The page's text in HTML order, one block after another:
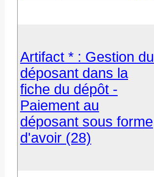
Artifact * : Gestion du
déposant dans la
fiche du dépôt -
Paiement au
déposant sous forme
d'avoir (28)